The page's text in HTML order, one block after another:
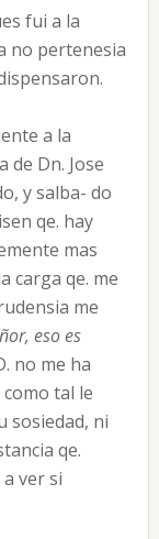
fui a la
no pertenesia
a la
de Dn. Jose
y salba- do
qe. hay
mas
carga qe. me
me
eso es
no me ha
tal le
sosiedad, ni
qe.
ver si